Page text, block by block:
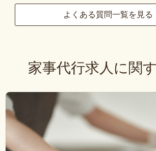
よくある質問一覧を見る
家事代行求人に関